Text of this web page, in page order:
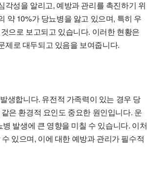
성을 알리고, 예방과 관리를 촉진하기 위
약 10%가 당뇨병을 앓고 있으며, 특히 우
으로 보고되고 있습니다. 이러한 현황은
제로 대두되고 있음을 보여줍니다.
생합니다. 유전적 가족력이 있는 경우 당
은 환경적 요인도 중요한 원인입니다. 운
발생에 큰 영향을 미칠 수 있습니다. 이처
있으며, 이에 대한 예방과 관리가 필수적